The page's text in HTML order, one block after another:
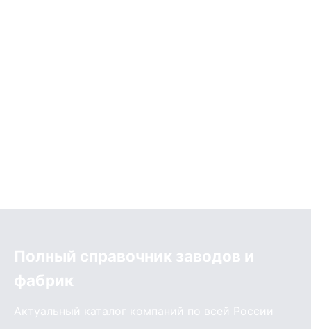
Полный справочник заводов и
фабрик
Актуальный каталог компаний по всей России